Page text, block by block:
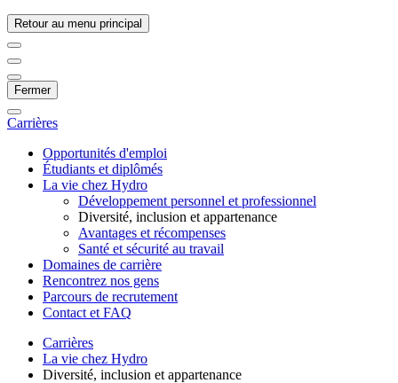
Retour au menu principal
Fermer
Carrières
Opportunités d'emploi
Étudiants et diplômés
La vie chez Hydro
Développement personnel et professionnel
Diversité, inclusion et appartenance
Avantages et récompenses
Santé et sécurité au travail
Domaines de carrière
Rencontrez nos gens
Parcours de recrutement
Contact et FAQ
Carrières
La vie chez Hydro
Diversité, inclusion et appartenance